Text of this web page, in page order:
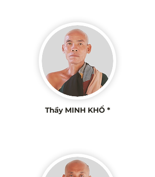
Thầy MINH KHỔ *